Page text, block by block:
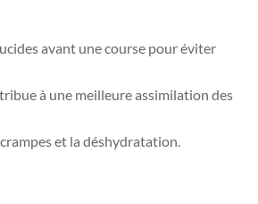
avant une course pour éviter
à une meilleure assimilation des
et la déshydratation.